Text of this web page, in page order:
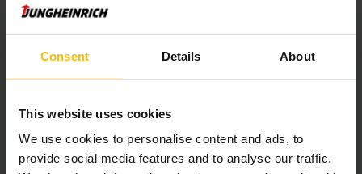
Consent Details About
This website uses cookies
We use cookies to personalise content and ads, to
provide social media features and to analyse our traffic.
Mūsu kompaktais un daudzpusīgais mazgabarīta vilcējs EZS
un vienkāršai kravu transportēšanai šaurībā vai ar piekabju
sastāvu. Vilcēja stiprās puses vislabāk atklājas visur tur, kur
lielveikalā vai slimnīcā. 24 V trīsfāzu dzinējs nodrošina
dzenošais ritenis un optimāli pārredzamā, viegli aizsniedzamā
sakabes ierīce gādā par lielāku drošību. Turklāt ir pieejamas
RĀDĪT VAIRĀK